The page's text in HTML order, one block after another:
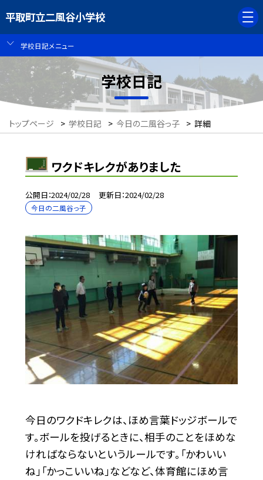
平取町立二風谷小学校
学校日記メニュー
学校日記
トップページ > 学校日記 > 今日の二風谷っ子 > 詳細
ワクドキレクがありました
公開日 2024/02/28 更新日 2024/02/28
今日の二風谷っ子
今日のワクドキレクは、ほめ言葉ドッジボールで
す。ボールを投げるときに、相手のことをほめな
ければならないというルールです。「かわいい
ね」「かっこいいね」などなど、体育館にほめ言